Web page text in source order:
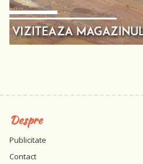
Despre
Publicitate
Contact